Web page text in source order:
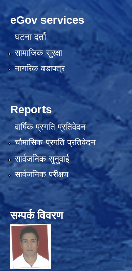
eGov services
घटना दर्ता
सामाजिक सुरक्षा
नागरिक वडापत्र
Reports
वार्षिक प्रगति प्रतिवेदन
चौमासिक प्रगति प्रतिवेदन
सार्वजनिक सुनुवाई
सार्वजनिक परीक्षण
सम्पर्क विवरण